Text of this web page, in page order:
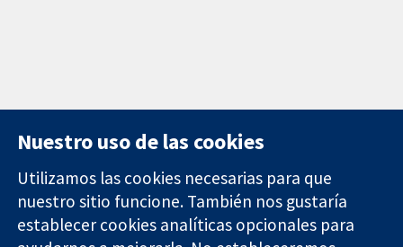
11-13 Cavendish
Square
Contacto
Noticias
Nuestro uso de las cookies
Utilizamos las cookies necesarias para que
nuestro sitio funcione. También nos gustaría
establecer cookies analíticas opcionales para